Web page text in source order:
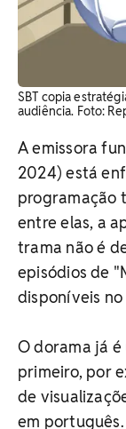
SBT copia
audiência. ​Foto:
A emissora
2024) está
programação
entre elas, a
trama não é
episódios de
disponíveis no
O dorama já é
primeiro, por
de
em